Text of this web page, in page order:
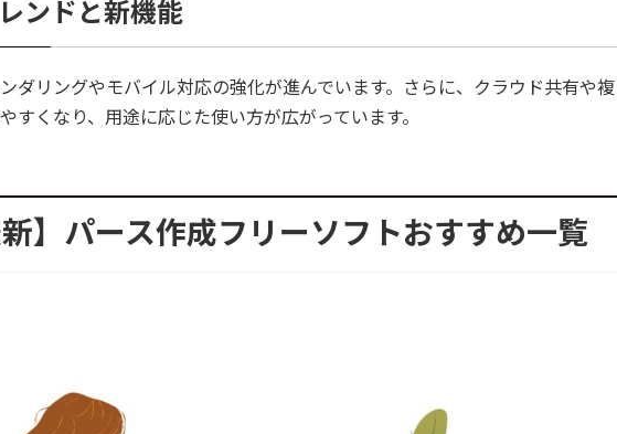
ンドと新機能
ダリングやモバイル対応の強化が進んでいます。さらに、クラウド共有や複
すくなり、用途に応じた使い方が広がっています。
】パース作成フリーソフトおすすめ一覧